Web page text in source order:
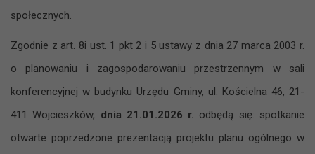
społecznych.
Zgodnie z art. 8i ust. 1 pkt 2 i 5 ustawy z ‍dnia 27 marca 2003 r.
o ‍planowaniu i ‍zagospodarowaniu przestrzennym w sali
konferencyjnej w budynku Urzędu Gminy, ul. Kościelna 46, 21-
411 Wojcieszków, dnia 21.01.2026 r. odbędą się: spotkanie
otwarte poprzedzone prezentacją projektu planu ogólnego w